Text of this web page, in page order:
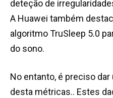
deteção de
A Huawei também
algoritmo TruSleep 5.0
do sono.
No entanto, é preciso
desta métricas.. Estes